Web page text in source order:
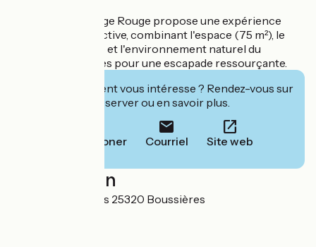
Le Logement Nuage Rouge propose une expérience
thématique distinctive, combinant l'espace (75 m²), le
confort (4 étoiles) et l'environnement naturel du
domaine de 40 ares pour une escapade ressourçante.
Cet établissement vous intéresse ? Rendez-vous sur
leur site pour réserver ou en savoir plus.
Téléphoner Courriel Site web
Localisation
3 rue des Merisiers 25320 Boussières